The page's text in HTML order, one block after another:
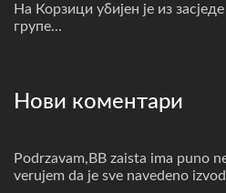
На Корзици убијен је из
групе...
Нови коментари
Podrzavam,BB zaista ima puno
verujem da je sve navedeno